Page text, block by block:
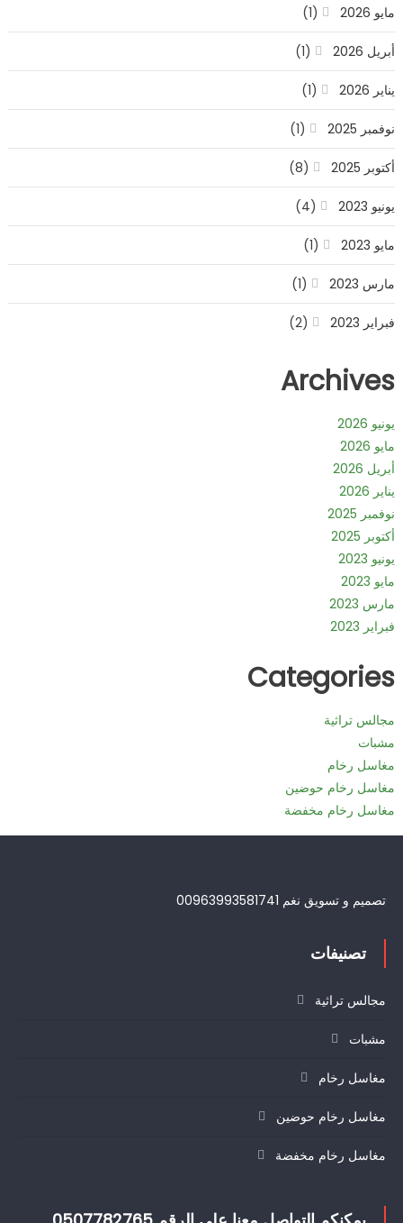
مايو 2026 (1)
أبريل 2026 (1)
يناير 2026 (1)
نوفمبر 2025 (1)
أكتوبر 2025 (8)
يونيو 2023 (4)
مايو 2023 (1)
مارس 2023 (1)
فبراير 2023 (2)
Archives
يونيو 2026
مايو 2026
أبريل 2026
يناير 2026
نوفمبر 2025
أكتوبر 2025
يونيو 2023
مايو 2023
مارس 2023
فبراير 2023
Categories
مجالس تراثية
مشبات
مغاسل رخام
مغاسل رخام حوضين
مغاسل رخام مخفضة
تصميم و تسويق نغم 00963993581741
تصنيفات
مجالس تراثية
مشبات
مغاسل رخام
مغاسل رخام حوضين
مغاسل رخام مخفضة